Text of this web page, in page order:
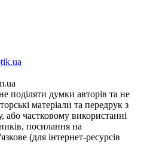
поділяти думки авторів та не
матеріали та передрук з
частковому використанні
посилання на
(для інтернет-ресурсів